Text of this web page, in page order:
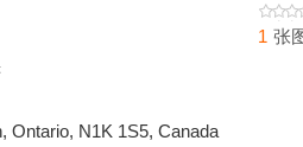
Ontario, N1K 1S5, Canada
1 张